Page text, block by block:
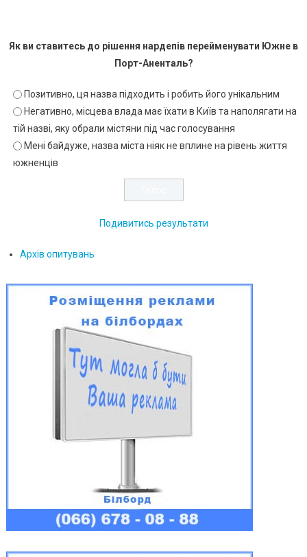
Як ви ставитесь до рішення нардепів перейменувати Южне в
Порт-Аненталь?
Позитивно, ця назва підходить і робить його унікальним
Негативно, місцева влада має їхати в Київ та наполягати на
тій назві, яку обрали містяни під час голосування
Мені байдуже, назва міста ніяк не вплине на рівень життя
южненців
Подивитись результати
Архів опитувань